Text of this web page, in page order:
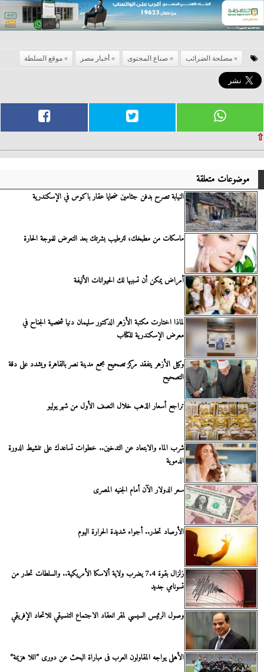
مصلحة الضرائب صناع المحتوى أخبار مصر موقع السلطة
⇧
موضوعات متعلقة
النيابة تصرح بدفن جثامين ضحايا عقار باكوس في الإسكندرية
ماسكات من مطبخك، لترطيب بشرتك بعد التعرض للموجة الحارة
أمراض يمكن أن تسببها لك الحيوانات الأليفة
لماذا اختارت مكتبة الأزهر الدكتور سليمان دنيا شخصية الجناح في
معرض الإسكندرية للكتاب
وكيل الأزهر يتفقد مركز تصحيح مجمع مدينة نصر بالقاهرة ويشدد على دقة
التصحيح
تراجع أسعار الذهب خلال النصف الأول من شهر يوليو
شرب الماء والابتعاد عن التدخين.. خطوات تساعدك على تنشيط الدورة
الدموية
سعر الدولار الآن أمام الجنيه المصرى
الأرصاد تحذر.. أجواء شديدة الحرارة اليوم
زلزال بقوة 7.4 يضرب ولاية ألاسكا الأمريكية.. والسلطات تحذر من
تسونامي جديد
وصول الرئيس السيسي لمقر انعقاد الاجتماع التنسيقي للاتحاد الإفريقي
الأهلى يواجه المقاولون العرب فى مباراة البحث عن دورى ”اللا هزيمة”